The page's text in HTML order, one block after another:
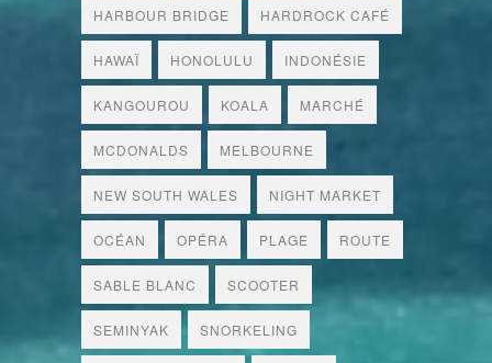
HARBOUR BRIDGE HARDROCK CAFÉ
HAWAÏ HONOLULU INDONÉSIE
KANGOUROU KOALA MARCHÉ
MCDONALDS MELBOURNE
NEW SOUTH WALES NIGHT MARKET
OCÉAN OPÉRA PLAGE ROUTE
SABLE BLANC SCOOTER
SEMINYAK SNORKELING